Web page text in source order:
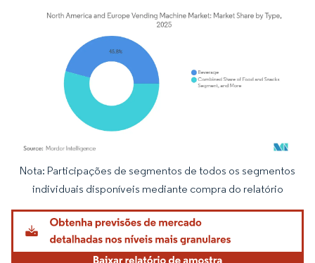
Imagem © Mordor Intelligence. O reuso requer atribuição conforme CC BY 4.0.
Nota: Participações de segmentos de todos os segmentos
individuais disponíveis mediante compra do relatório